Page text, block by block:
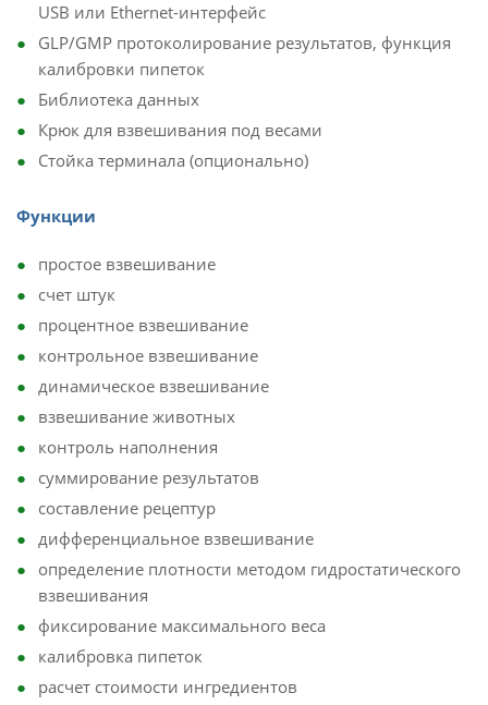
USB или Ethernet-интерфейс
GLP/GMP протоколирование результатов, функция
калибровки пипеток
Библиотека данных
Крюк для взвешивания под весами
Стойка терминала (опционально)
​Функции
простое взвешивание
счет штук
процентное взвешивание
контрольное взвешивание
динамическое взвешивание
взвешивание животных
контроль наполнения
суммирование результатов
составление рецептур
дифференциальное взвешивание
определение плотности методом гидростатического
взвешивания
фиксирование максимального веса
калибровка пипеток
расчет стоимости ингредиентов